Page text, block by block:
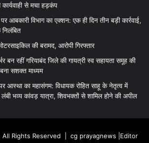
से मचा हड़कंप
आबकारी विभाग का एक्शन: एक ही दिन तीन बड़ी कार्रवाई,
निलंबित
की बरामद, आरोपी गिरफ्तार
बन रहीं गरियाबंद जिले की गायत्री स्व सहायता समूह की
सशक्त माध्यम
आस्था का महासंगम: विधायक रोहित साहू के नेतृत्व में
भव्य कांवड़ यात्रा, शिवभक्तों से शामिल होने की अपील
Rights Reserved | cg prayagnews |Editor